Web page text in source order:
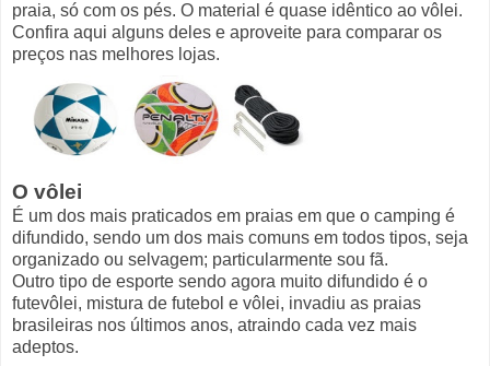
praia, só com os pés. O material é quase idêntico ao vôlei.
Confira aqui alguns deles e aproveite para comparar os
preços nas melhores lojas.
O vôlei
É um dos mais praticados em praias em que o camping é
difundido, sendo um dos mais comuns em todos tipos, seja
organizado ou selvagem; particularmente sou fã.
Outro tipo de esporte sendo agora muito difundido é o
futevôlei, mistura de futebol e vôlei, invadiu as praias
brasileiras nos últimos anos, atraindo cada vez mais
adeptos.